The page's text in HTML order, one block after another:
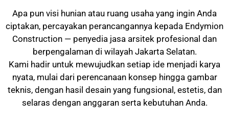
Apa pun visi hunian atau ruang usaha yang ingin Anda
ciptakan, percayakan perancangannya kepada Endymion
Construction — penyedia jasa arsitek profesional dan
berpengalaman di wilayah Jakarta Selatan.
Kami hadir untuk mewujudkan setiap ide menjadi karya
nyata, mulai dari perencanaan konsep hingga gambar
teknis, dengan hasil desain yang fungsional, estetis, dan
selaras dengan anggaran serta kebutuhan Anda.